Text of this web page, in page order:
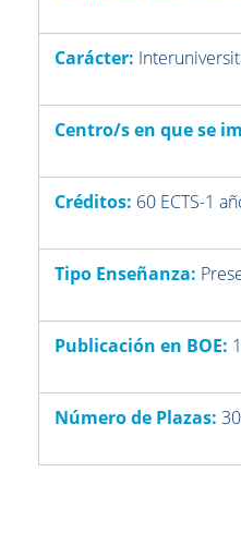
Carácter:
Centro/s en que se
Créditos: 60 ECTS-1
Tipo Enseñanza:
Publicación en BOE:
Número de Plazas: